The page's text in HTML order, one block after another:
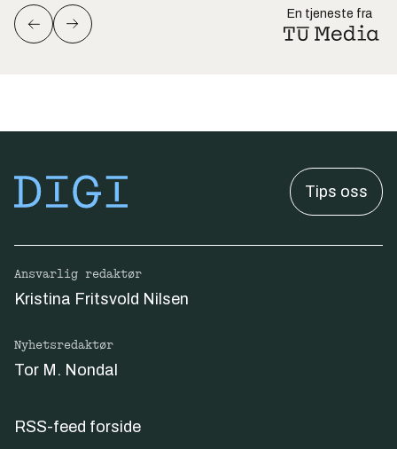
En tjeneste fra
Tips oss
Ansvarlig redaktør
Kristina Fritsvold Nilsen
Nyhetsredaktør
Tor M. Nondal
RSS-feed forside